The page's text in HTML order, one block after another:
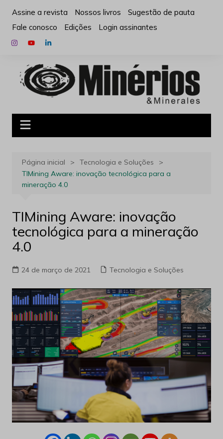
para
conteúdo
Assine a revista Nossos livros
Sugestão de pauta
Fale conosco
Edições Login assinantes
Página inicial
Tecnologia e Soluções
TIMining Aware: inovação tecnológica para a
mineração 4.0
TIMining Aware: inovação
tecnológica para a mineração
4.0
24 de março de 2021 Tecnologia e Soluções